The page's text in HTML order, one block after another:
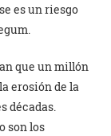
es un riesgo
que un millón
erosión de la
décadas.
son los